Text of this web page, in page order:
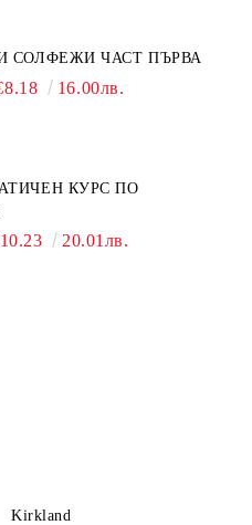
СОЛФЕЖИ ЧАСТ ПЪРВА
16.00лв.
КУРС ПО
20.01лв.
Kirkland